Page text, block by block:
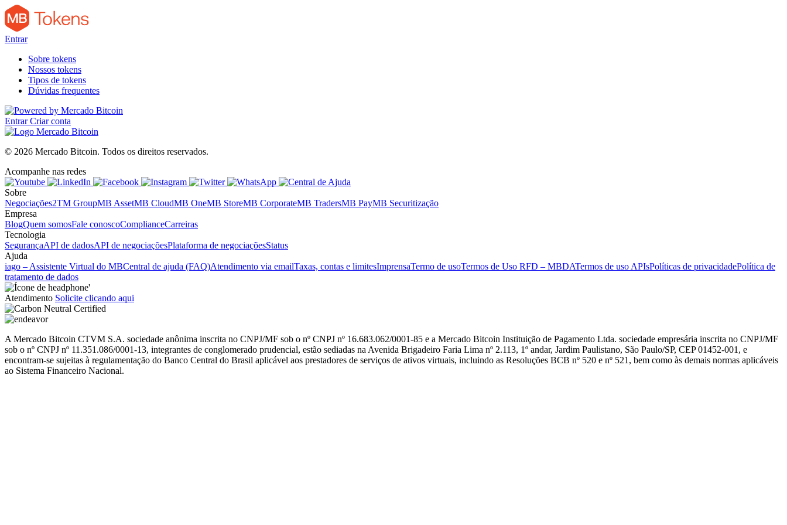
Entrar
Sobre tokens
Nossos tokens
Tipos de tokens
Dúvidas frequentes
EntrarCriar conta
© 2026 Mercado Bitcoin. Todos os direitos reservados.
Acompanhe nas redes
Sobre
Negociações2TM GroupMB AssetMB CloudMB OneMB StoreMB CorporateMB TradersMB PayMB Securitização
Empresa
BlogQuem somosFale conoscoComplianceCarreiras
Tecnologia
SegurançaAPI de dadosAPI de negociaçõesPlataforma de negociaçõesStatus
Ajuda
iago – Assistente Virtual do MBCentral de ajuda (FAQ)Atendimento via emailTaxas, contas e limitesImprensaTermo de usoTermos de Uso RFD – MBDATermos de uso APIsPolíticas de privacidadePolítica de
tratamento de dados
Atendimento Solicite clicando aqui
A Mercado Bitcoin CTVM S.A. sociedade anônima inscrita no CNPJ/MF sob o nº CNPJ nº 16.683.062/0001-85 e a Mercado Bitcoin Instituição de Pagamento Ltda. sociedade empresária inscrita no CNPJ/MF
sob o nº CNPJ nº 11.351.086/0001-13, integrantes de conglomerado prudencial, estão sediadas na Avenida Brigadeiro Faria Lima nº 2.113, 1º andar, Jardim Paulistano, São Paulo/SP, CEP 01452-001, e
encontram-se sujeitas à regulamentação do Banco Central do Brasil aplicável aos prestadores de serviços de ativos virtuais, incluindo as Resoluções BCB nº 520 e nº 521, bem como às demais normas aplicáveis
ao Sistema Financeiro Nacional.